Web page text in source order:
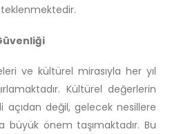
ve kültürel mirasıyla her yıl
Kültürel değerlerin
açıdan değil, gelecek nesillere
büyük önem taşımaktadır. Bu